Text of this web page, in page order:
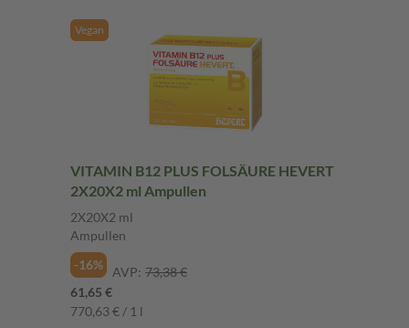
Vegan
VITAMIN B12 PLUS FOLSÄURE HEVERT
2X20X2 ml Ampullen
2X20X2 ml
Ampullen
-16%
AVP: 73,38 €
61,65 €
770,63 € / 1 l